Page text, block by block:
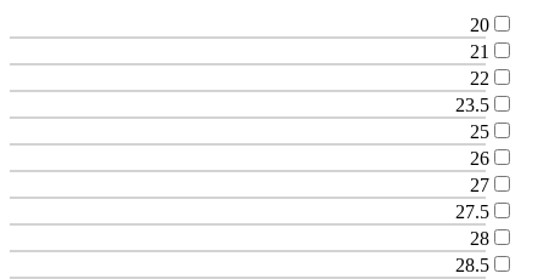
20
21
22
23.5
25
26
27
27.5
28
28.5